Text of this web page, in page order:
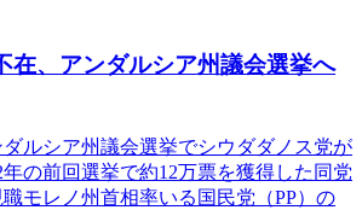
在、アンダルシア州議会選挙へ
ダルシア州議会選挙でシウダダノス党が
の前回選挙で約12万票を獲得した同党
モレノ州首相率いる国民党（PP）の